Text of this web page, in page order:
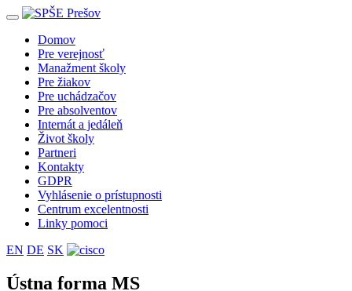
Toggle
navigationDomov
Pre verejnosť
Manažment školy
Pre žiakov
Pre uchádzačov
Pre absolventov
Internát a jedáleň
Život školy
Partneri
Kontakty
GDPR
Vyhlásenie o prístupnosti
Centrum excelentnosti
Linky pomoci
EN DE SK
Ústna forma MS